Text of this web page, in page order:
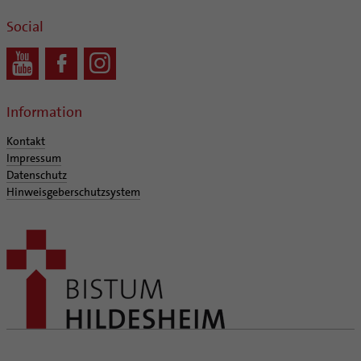
Social
Information
Kontakt
Impressum
Datenschutz
Hinweisgeberschutzsystem